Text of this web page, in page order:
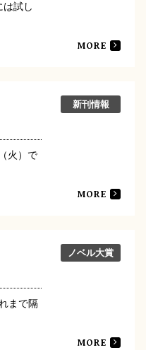
試し
MORE
火）で
新刊情報
MORE
まで隔
ノベル大賞
MORE